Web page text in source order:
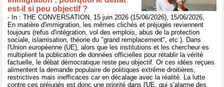
est‑il si peu objectif ?
- In : THE CONVERSATION, 15 juin 2026 (15/06/2026), 15/06/2026,
En matière d'immigration, les mêmes clichés et préjugés reviennent
toujours (refus d'intégration, vol des emplois, abus de la protection
sociale, islamisation, théorie du "grand remplacement", etc.). Dans
l'Union européenne (UE), alors que les institutions et les chercheur·es
multiplient la publication de données officielles pour rétablir la vérité
factuelle, le débat démocratique reste peu objectif. Or ces idées reçues
alimentent la demande populaire de politiques extrême droitières,
restrictives mais inefficaces car en décalage avec la réalité. La lutte
contre ces préjugés est donc une priorité dans l'UE, qui s’alarme des